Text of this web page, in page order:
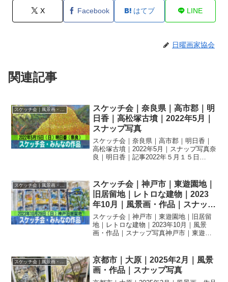
X Facebook はてブ LINE
日曜画家協会
関連記事
スケッチ会｜奈良県｜高市郡｜明
日香｜高松塚古墳｜2022年5月｜
スナップ写真
スケッチ会｜奈良県｜高市郡｜明日香｜
高松塚古墳｜2022年5月｜スナップ写真奈
良｜明日香｜記事2022年５月１５日
たまらない髙松古墳がある明日香近辺で
のスケッチでした。...
スケッチ会｜風景画・作品｜スナップ写真
スケッチ会｜神戸市｜東遊園地｜
旧居留地｜レトロな建物｜2023
年10月｜風景画・作品｜スナップ
写真
スケッチ会｜神戸市｜東遊園地｜旧居留
地｜レトロな建物｜2023年10月｜風景
画・作品｜スナップ写真神戸市｜東遊園
い秋晴れで多くの方に参加していただき
ました。みな...
京都市｜大原｜2025年2月｜風景
画・作品｜スナップ写真